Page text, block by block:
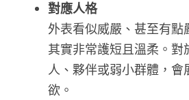
對應人格
外表看似威嚴、甚至有
其實非常護短且溫柔。對
人、夥伴或弱小群體，
欲。